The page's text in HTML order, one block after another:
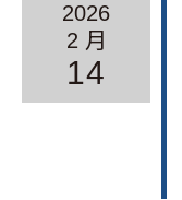
2026
2 月
14